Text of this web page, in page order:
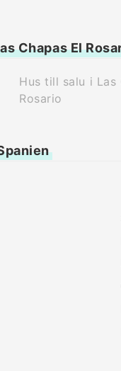
Chapas El
Hus till salu i Las
Rosario